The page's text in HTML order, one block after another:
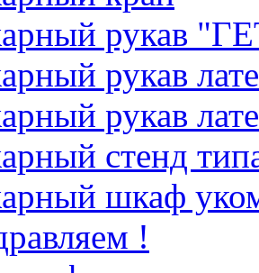
рукав
рукав
рукав
стенд
шкаф
!